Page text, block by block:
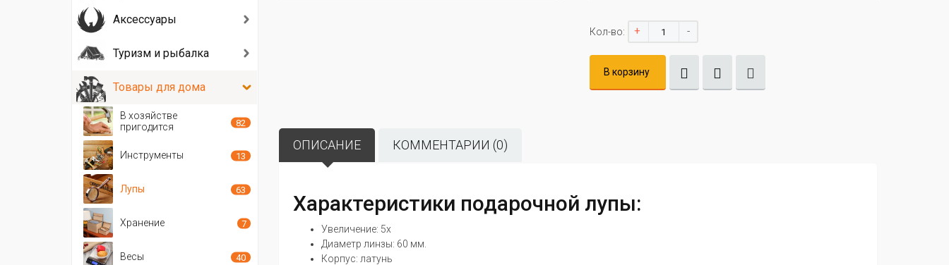
Кол-во: + -
В корзину
ОПИСАНИЕ КОММЕНТАРИИ (0)
Характеристики подарочной лупы:
Увеличение: 5x
Диаметр линзы: 60 мм.
Корпус: латунь
Аксессуары
Туризм и рыбалка
Товары для дома
В хозяйстве
пригодится
82
Инструменты 13
Лупы 63
Хранение 7
Весы 40